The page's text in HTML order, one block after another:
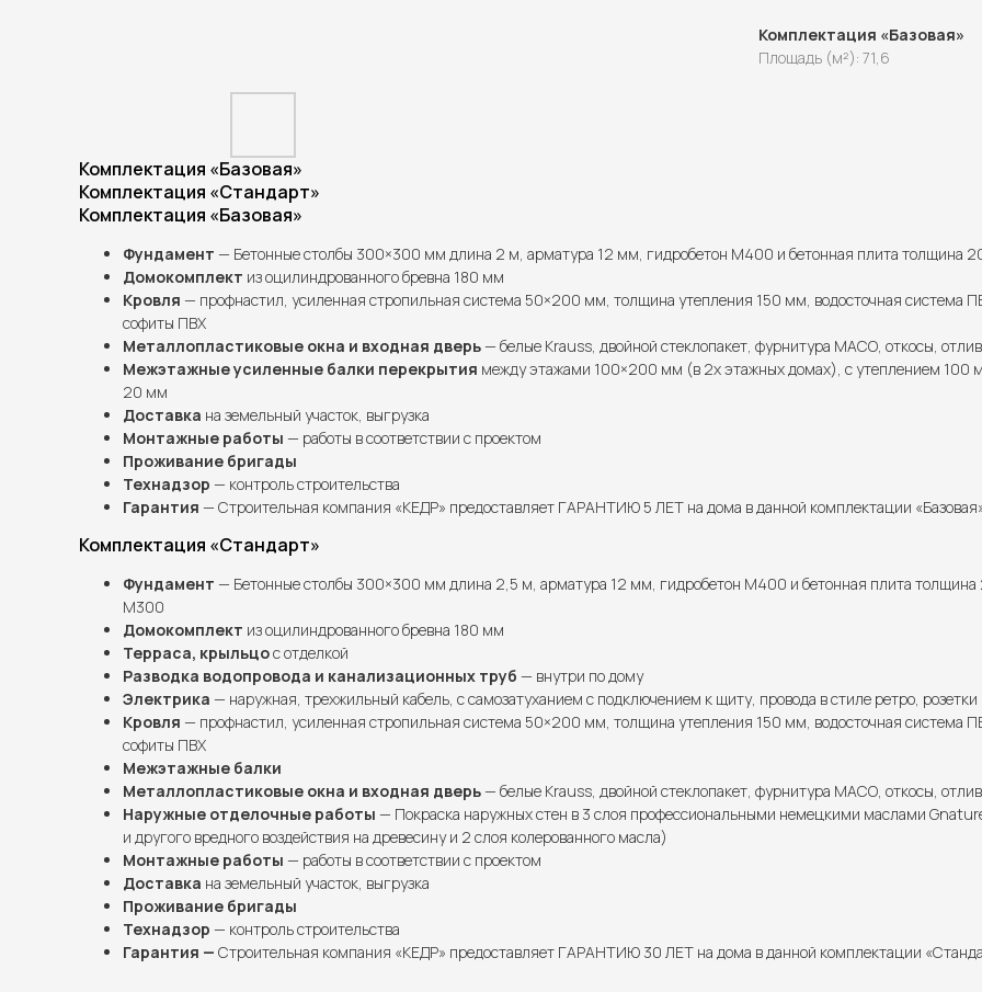
Комплектация «Базовая»
Площадь (м²): 71,6
Комплектация «Базовая»
Комплектация «Стандарт»
Комплектация «Базовая»
Фундамент — Бетонные столбы 300×300 мм длина 2 м, арматура 12 мм, гидробетон М400 и бетонная плита толщина
Домокомплект из оцилиндрованного бревна 180 мм
Кровля — профнастил, усиленная стропильная система 50×200 мм, толщина утепления 150 мм, водосточная система
софиты ПВХ
Металлопластиковые окна и входная дверь— белые Krauss, двойной стеклопакет, фурнитура МАСО, откосы,
Межэтажные усиленные балки перекрытия между этажами 100×200 мм (в 2х этажных домах), с утеплением 100
20 мм
Доставка на земельный участок, выгрузка
Монтажные работы — работы в соответствии с проектом
Проживание бригады
Технадзор — контроль строительства
Гарантия — Строительная компания «КЕДР» предоставляет ГАРАНТИЮ 5 ЛЕТ на дома в данной комплектации
Комплектация «Стандарт»
Фундамент — Бетонные столбы 300×300 мм длина 2,5 м, арматура 12 мм, гидробетон М400 и бетонная плита
М300
Домокомплект из оцилиндрованного бревна 180 мм
Терраса, крыльцос отделкой
Разводка водопровода и канализационных труб — внутри по дому
Электрика — наружная, трехжильный кабель, с самозатуханием с подключением к щиту, провода в стиле ретро,
Кровля — профнастил, усиленная стропильная система 50×200 мм, толщина утепления 150 мм, водосточная система
софиты ПВХ
Межэтажные балки
Металлопластиковые окна и входная дверь— белые Krauss, двойной стеклопакет, фурнитура МАСО, откосы,
Наружные отделочные работы — Покраска наружных стен в 3 слоя профессиональными немецкими маслами
и другого вредного воздействия на древесину и 2 слоя колерованного масла)
Монтажные работы — работы в соответствии с проектом
Доставка на земельный участок, выгрузка
Проживание бригады
Технадзор — контроль строительства
Гарантия — Строительная компания «КЕДР» предоставляет ГАРАНТИЮ 30 ЛЕТ на дома в данной комплектации